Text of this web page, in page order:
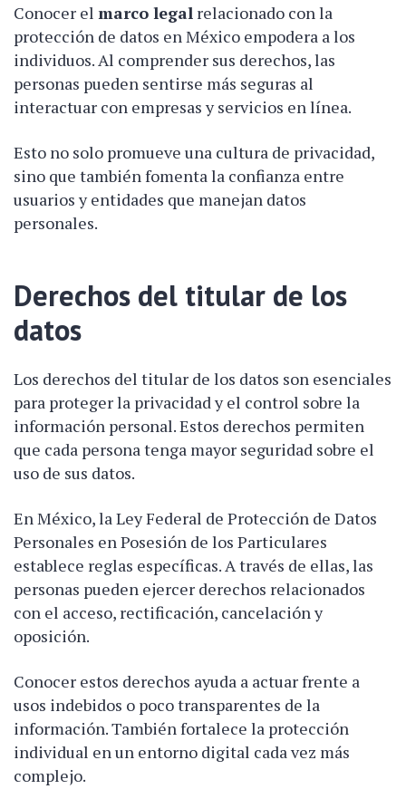
Conocer el marco legal relacionado con la
protección de datos en México empodera a los
individuos. Al comprender sus derechos, las
personas pueden sentirse más seguras al
interactuar con empresas y servicios en línea.
Esto no solo promueve una cultura de privacidad,
sino que también fomenta la confianza entre
usuarios y entidades que manejan datos
personales.
Derechos del titular de los
datos
Los derechos del titular de los datos son esenciales
para proteger la privacidad y el control sobre la
información personal. Estos derechos permiten
que cada persona tenga mayor seguridad sobre el
uso de sus datos.
En México, la Ley Federal de Protección de Datos
Personales en Posesión de los Particulares
establece reglas específicas. A través de ellas, las
personas pueden ejercer derechos relacionados
con el acceso, rectificación, cancelación y
oposición.
Conocer estos derechos ayuda a actuar frente a
usos indebidos o poco transparentes de la
información. También fortalece la protección
individual en un entorno digital cada vez más
complejo.